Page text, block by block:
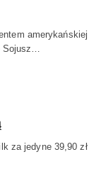
amerykańskiej
Sojusz…
za jedyne 39,90 zł